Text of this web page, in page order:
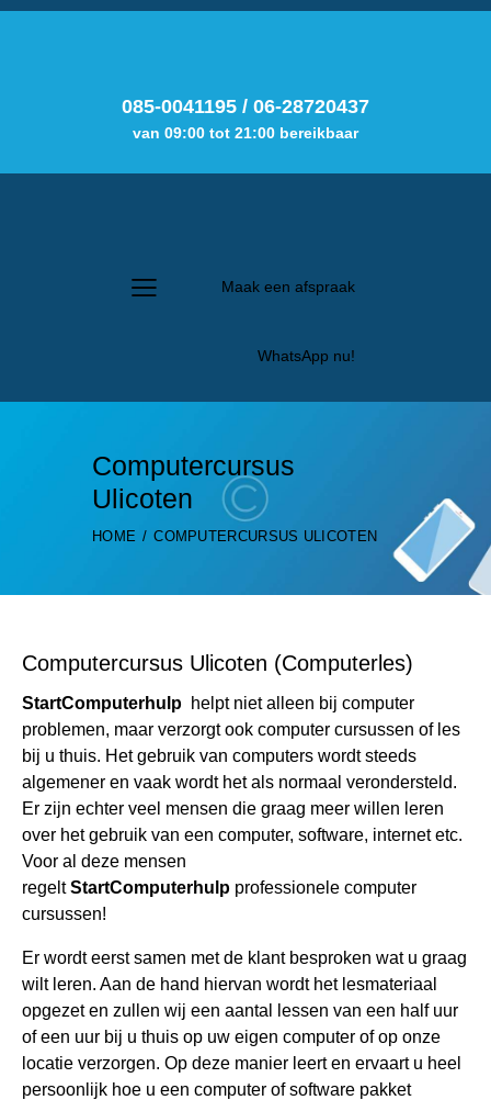
085-0041195 / 06-28720437
van 09:00 tot 21:00 bereikbaar
Maak een afspraak
WhatsApp nu!
Computercursus
Ulicoten
HOME COMPUTERCURSUS ULICOTEN
Computercursus Ulicoten (Computerles)
StartComputerhulp helpt niet alleen bij computer
problemen, maar verzorgt ook computer cursussen of les
bij u thuis. Het gebruik van computers wordt steeds
algemener en vaak wordt het als normaal verondersteld.
Er zijn echter veel mensen die graag meer willen leren
over het gebruik van een computer, software, internet etc.
Voor al deze mensen
regeltStartComputerhulp professionele computer
cursussen!
Er wordt eerst samen met de klant besproken wat u graag
wilt leren. Aan de hand hiervan wordt het lesmateriaal
opgezet en zullen wij een aantal lessen van een half uur
of een uur bij u thuis op uw eigen computer of op onze
locatie verzorgen. Op deze manier leert en ervaart u heel
persoonlijk hoe u een computer of software pakket